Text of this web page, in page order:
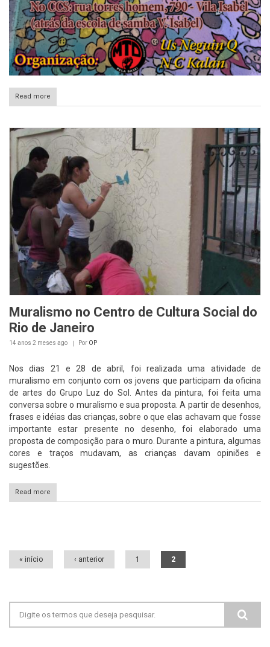
Read more
Muralismo no Centro de Cultura Social do
Rio de Janeiro
14 anos 2 meses ago Por OP
Nos dias 21 e 28 de abril, foi realizada uma atividade de
muralismo em conjunto com os jovens que participam da oficina
de artes do Grupo Luz do Sol. Antes da pintura, foi feita uma
conversa sobre o muralismo e sua proposta. A partir de desenhos,
frases e idéias das crianças, sobre o que elas achavam que fosse
importante estar presente no desenho, foi elaborado uma
proposta de composição para o muro. Durante a pintura, algumas
cores e traços mudavam, as crianças davam opiniões e
sugestões.
Read more
Páginas
« início ‹ anterior 1 2
Formulário de busca